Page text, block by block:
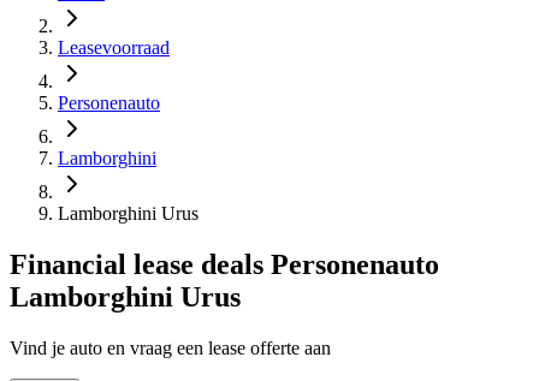
Leasevoorraad
Personenauto
Lamborghini
Lamborghini Urus
Financial lease deals Personenauto
Lamborghini Urus
Vind je auto en vraag een lease offerte aan